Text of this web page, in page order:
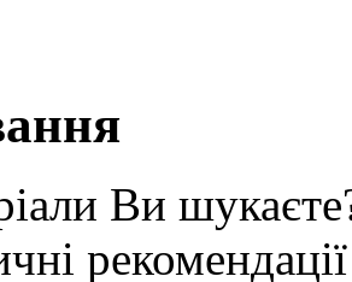
Ви
рекомендації